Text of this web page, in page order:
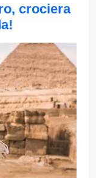
crociera